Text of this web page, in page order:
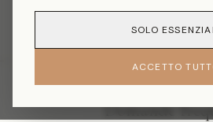
Domande
SOLO
ACCETTO